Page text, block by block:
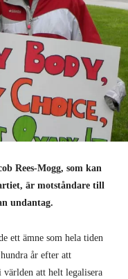
Rees-Mogg, som kan
är motståndare till
undantag.
ett ämne som hela tiden
år efter att
världen att helt legalisera